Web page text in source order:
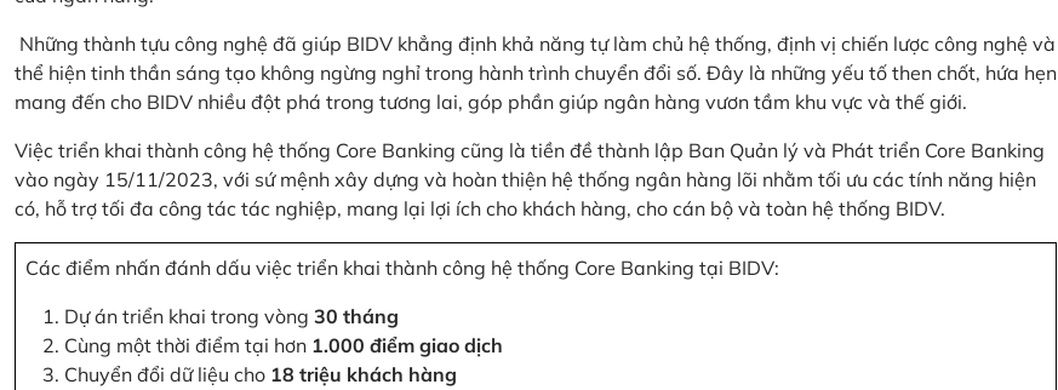
Những thành tựu công nghệ đã giúp BIDV khẳng định khả năng tự làm chủ hệ thống, định vị chiến lược công nghệ và
thể hiện tinh thần sáng tạo không ngừng nghỉ trong hành trình chuyển đổi số. Đây là những yếu tố then chốt, hứa hẹn
mang đến cho BIDV nhiều đột phá trong tương lai, góp phần giúp ngân hàng vươn tầm khu vực và thế giới.
Việc triển khai thành công hệ thống Core Banking cũng là tiền đề thành lập Ban Quản lý và Phát triển Core Banking
vào ngày 15/11/2023, với sứ mệnh xây dựng và hoàn thiện hệ thống ngân hàng lõi nhằm tối ưu các tính năng hiện
có, hỗ trợ tối đa công tác tác nghiệp, mang lại lợi ích cho khách hàng, cho cán bộ và toàn hệ thống BIDV.
Các điểm nhấn đánh dấu việc triển khai thành công hệ thống Core Banking tại BIDV:
Dự án triển khai trong vòng 30 tháng
Cùng một thời điểm tại hơn 1.000 điểm giao dịch
Chuyển đổi dữ liệu cho 18 triệu khách hàng